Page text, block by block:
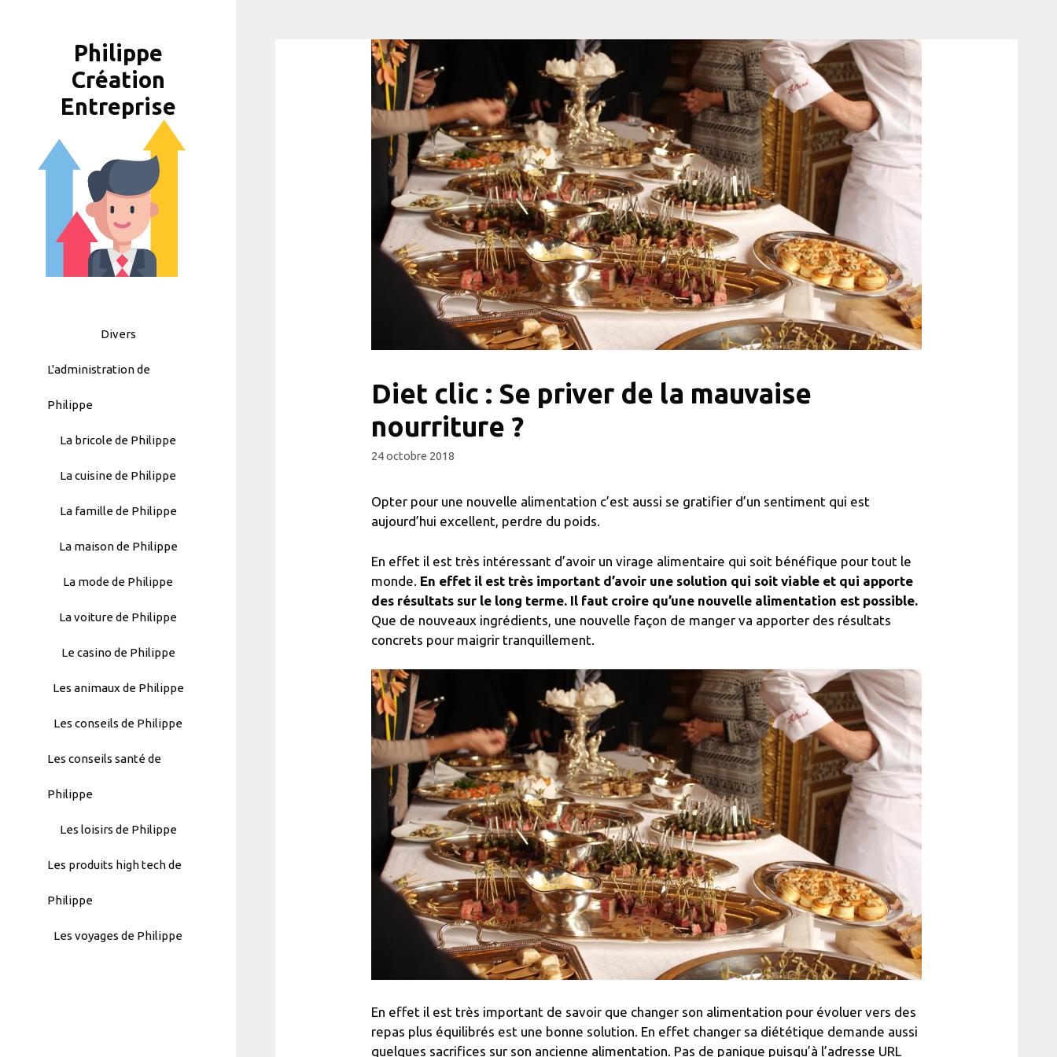
Philippe
Création
Entreprise
Divers
L'administration de
Philippe
La bricole de Philippe
La cuisine de Philippe
La famille de Philippe
La maison de Philippe
La mode de Philippe
La voiture de Philippe
Le casino de Philippe
Les animaux de Philippe
Les conseils de Philippe
Les conseils santé de
Philippe
Les loisirs de Philippe
Les produits high tech de
Philippe
Les voyages de Philippe
Hierarchic
Categories
Menu
Version
Atakan
Au
https://atakanau.blogspot.com/2021/01/automatic-
category-
Diet clic : Se priver de la mauvaise
nourriture ?
24 octobre 2018
Opter pour une nouvelle alimentation c’est aussi se gratifier d’un sentiment qui est
aujourd’hui excellent, perdre du poids.
En effet il est très intéressant d’avoir un virage alimentaire qui soit bénéfique pour tout le
monde. En effet il est très important d’avoir une solution qui soit viable et qui apporte
des résultats sur le long terme. Il faut croire qu’une nouvelle alimentation est possible.
Que de nouveaux ingrédients, une nouvelle façon de manger va apporter des résultats
concrets pour maigrir tranquillement.
En effet il est très important de savoir que changer son alimentation pour évoluer vers des
repas plus équilibrés est une bonne solution. En effet changer sa diététique demande aussi
quelques sacrifices sur son ancienne alimentation. Pas de panique puisqu’à l’adresse URL